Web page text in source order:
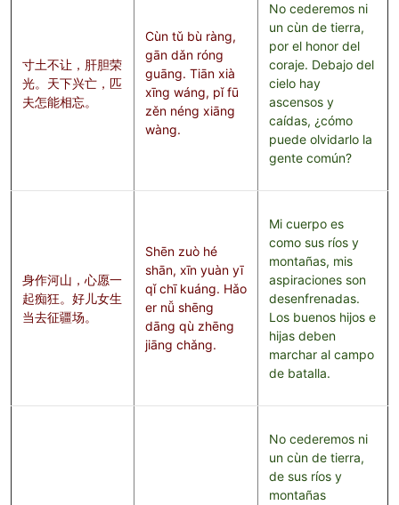
寸土不让，肝胆荣
光。天下兴亡，匹
夫怎能相忘。
Cùn tǔ bù ràng,
gān dǎn róng
guāng. Tiān xià
xīng wáng, pǐ fū
zěn néng xiāng
wàng.
No cederemos ni
un cùn de tierra,
por el honor del
coraje. Debajo del
cielo hay
ascensos y
caídas, ¿cómo
puede olvidarlo la
gente común?
身作河山，心愿一
起痴狂。好儿女生
当去征疆场。
Shēn zuò hé
shān, xīn yuàn yī
qǐ chī kuáng. Hǎo
er nǚ shēng
dāng qù zhēng
jiāng chǎng.
Mi cuerpo es
como sus ríos y
montañas, mis
aspiraciones son
desenfrenadas.
Los buenos hijos e
hijas deben
marchar al campo
de batalla.
No cederemos ni
un cùn de tierra,
de sus ríos y
montañas